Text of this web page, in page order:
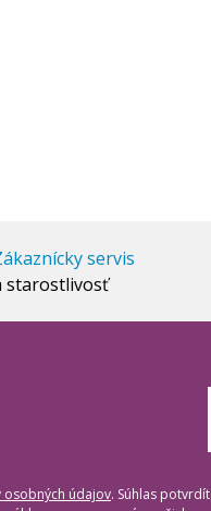
servis
starostlivosť
osobných údajov. Súhlas